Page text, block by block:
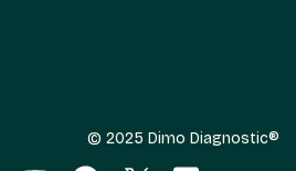
© 2025 Dimo Diagnostic®